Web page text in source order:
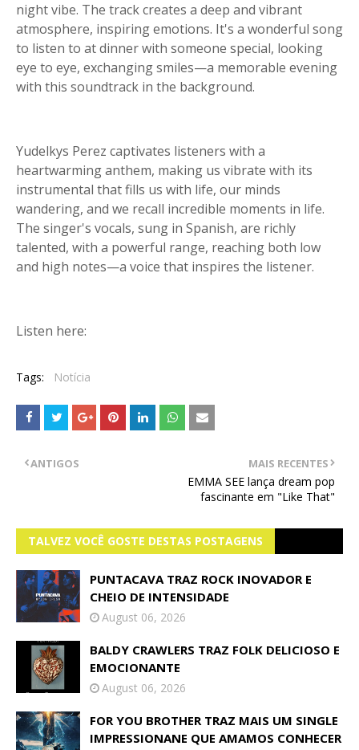
night vibe. The track creates a deep and vibrant
atmosphere, inspiring emotions. It's a wonderful song
to listen to at dinner with someone special, looking
eye to eye, exchanging smiles—a memorable evening
with this soundtrack in the background.
Yudelkys Perez captivates listeners with a
heartwarming anthem, making us vibrate with its
instrumental that fills us with life, our minds
wandering, and we recall incredible moments in life.
The singer's vocals, sung in Spanish, are richly
talented, with a powerful range, reaching both low
and high notes—a voice that inspires the listener.
Listen here:
Tags: Notícia
MAIS RECENTES
EMMA SEE lança dream pop
fascinante em "Like That"
ANTIGOS
TALVEZ VOCÊ GOSTE DESTAS POSTAGENS
PUNTACAVA TRAZ ROCK INOVADOR E
CHEIO DE INTENSIDADE
August 06, 2026
BALDY CRAWLERS TRAZ FOLK DELICIOSO E
EMOCIONANTE
August 06, 2026
FOR YOU BROTHER TRAZ MAIS UM SINGLE
IMPRESSIONANE QUE AMAMOS CONHECER